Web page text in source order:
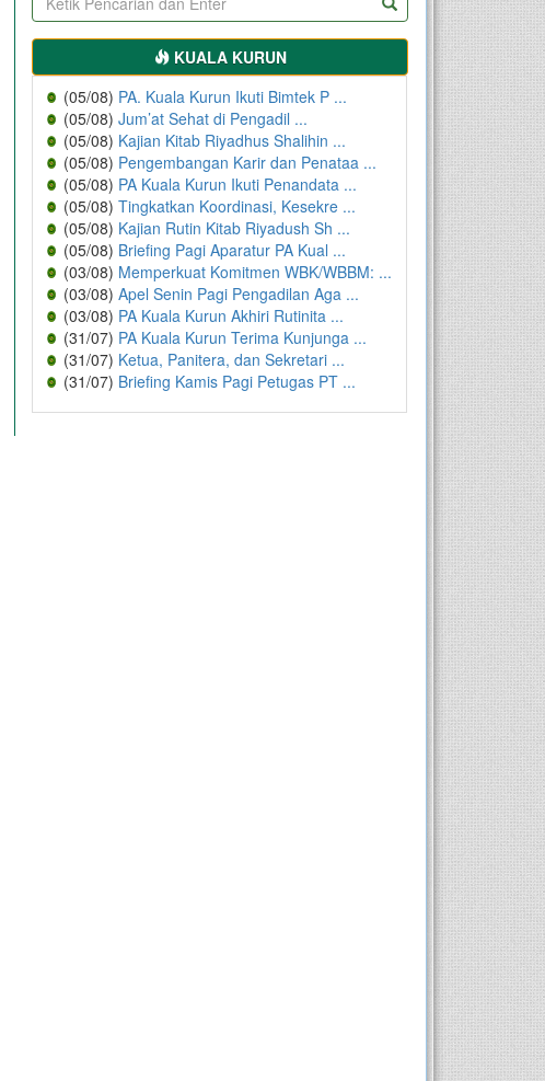
KUALA KURUN
(05/08) PA. Kuala Kurun Ikuti Bimtek P ...
(05/08) Jum’at Sehat di Pengadil ...
(05/08) Kajian Kitab Riyadhus Shalihin ...
(05/08) Pengembangan Karir dan Penataa ...
(05/08) PA Kuala Kurun Ikuti Penandata ...
(05/08) Tingkatkan Koordinasi, Kesekre ...
(05/08) Kajian Rutin Kitab Riyadush Sh ...
(05/08) Briefing Pagi Aparatur PA Kual ...
(03/08) Memperkuat Komitmen WBK/WBBM: ...
(03/08) Apel Senin Pagi Pengadilan Aga ...
(03/08) PA Kuala Kurun Akhiri Rutinita ...
(31/07) PA Kuala Kurun Terima Kunjunga ...
(31/07) Ketua, Panitera, dan Sekretari ...
(31/07) Briefing Kamis Pagi Petugas PT ...